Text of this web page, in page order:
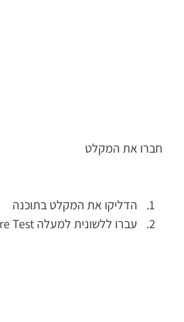
חברו את המקלט
הדליקו את המקלט בתוכנה
עברו ללשונית למעלה Hardware Test > לחצו על כפתור Reciver Connect